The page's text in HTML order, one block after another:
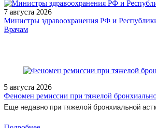
7 августа 2026
Министры здравоохранения РФ и
/measures/Nauchno-prakticheskaya-
Врачам
5 августа 2026
Феномен ремиссии при тяжелой
Еще недавно при тяжелой бронхиальной